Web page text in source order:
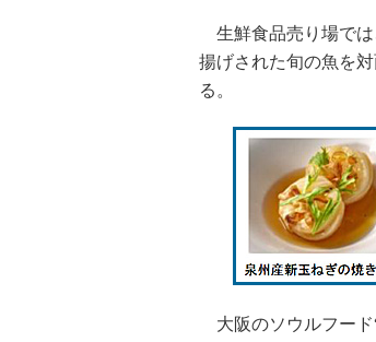
生鮮食品売り場では
揚げされた旬の魚を
る。
大阪のソウルフード